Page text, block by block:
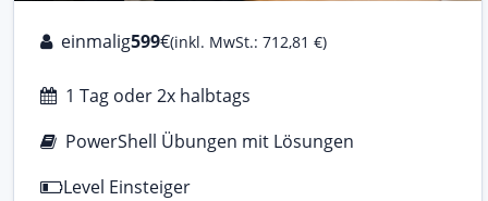
einmalig599€(inkl. MwSt.: 712,81 €)
1 Tag oder 2x halbtags
PowerShell Übungen mit Lösungen
Level Einsteiger